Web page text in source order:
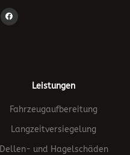
Leistungen
Fahrzeugaufbereitung
Langzeitversiegelung
Dellen- und Hagelschäden